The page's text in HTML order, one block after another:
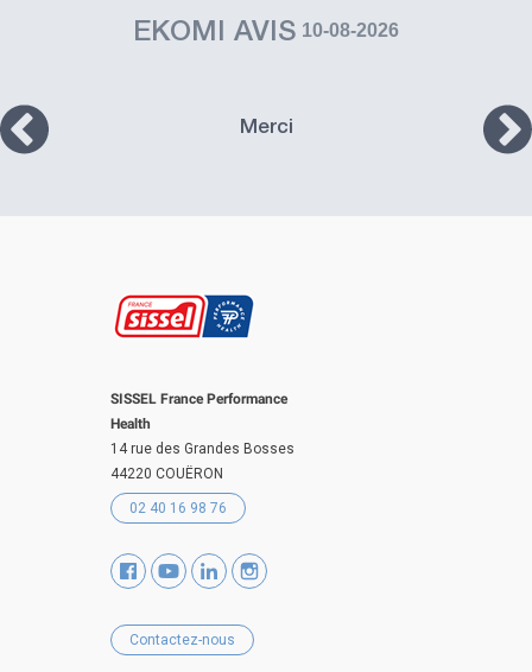
EKOMI AVIS 10-08-2026
Merci
SISSEL France Performance
Health
14 rue des Grandes Bosses
44220 COUËRON
02 40 16 98 76
Contactez-nous